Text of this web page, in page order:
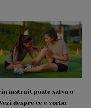
instruit poate salva o
despre ce e vorba